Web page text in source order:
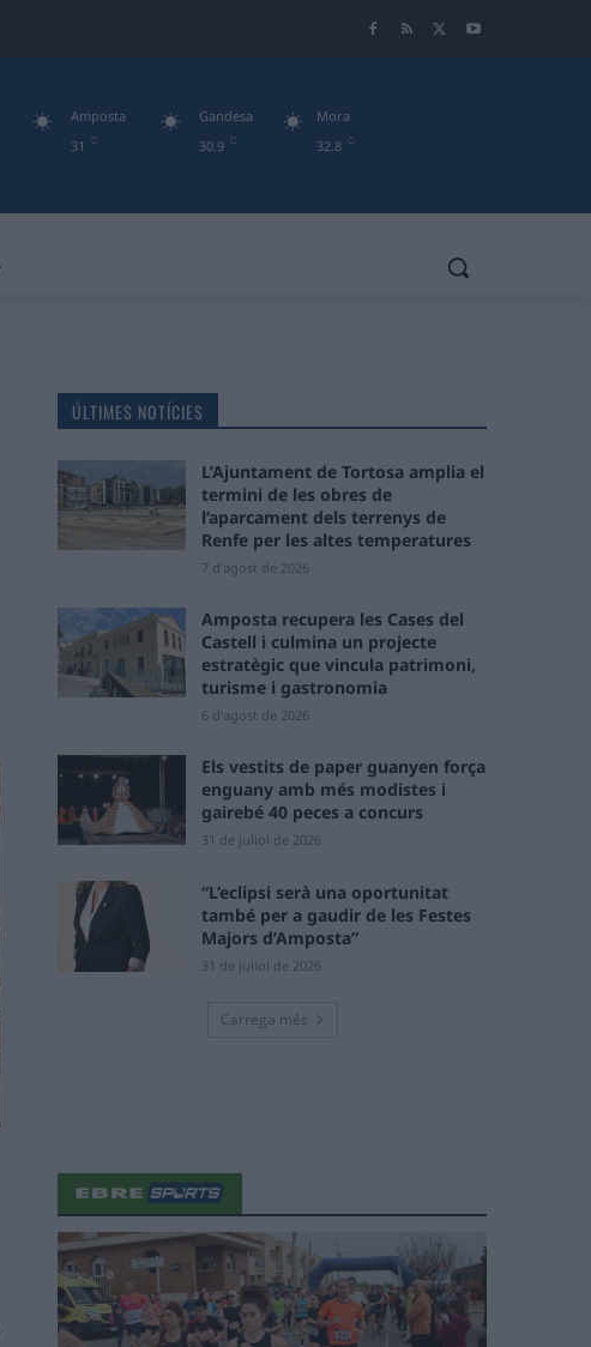
31
C
Amposta
30.9 C
Gandesa
32.8 C
Mora
ÚLTIMES NOTÍCIES
L’Ajuntament de Tortosa amplia el
termini de les obres de
l’aparcament dels terrenys de
Renfe per les altes temperatures
7 d'agost de 2026
Amposta recupera les Cases del
Castell i culmina un projecte
estratègic que vincula patrimoni,
turisme i gastronomia
6 d'agost de 2026
Els vestits de paper guanyen força
enguany amb més modistes i
gairebé 40 peces a concurs
31 de juliol de 2026
“L’eclipsi serà una oportunitat
també per a gaudir de les Festes
Majors d’Amposta”
31 de juliol de 2026
Carrega més